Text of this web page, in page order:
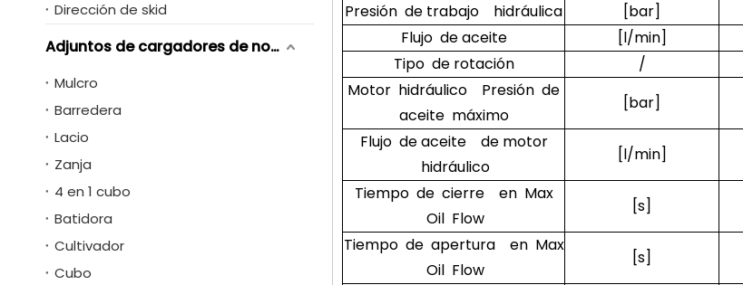
Dirección de skid
Adjuntos de cargadores de novero de skid
Mulcro
Barredera
Lacio
Zanja
4 en 1 cubo
Batidora
Cultivador
Cubo
Presión de trabajo hidráulica
[bar]
Flujo de aceite
[l/min]
Tipo de rotación
/
Motor hidráulico Presión de
aceite máximo
[bar]
Flujo de aceite de motor
hidráulico
[l/min]
Tiempo de cierre en Max
Oil Flow
[s]
Tiempo de apertura en Max
Oil Flow
[s]